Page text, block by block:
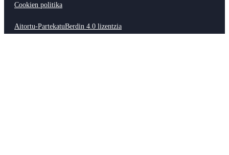
Cookien politika
Aitortu-PartekatuBerdin 4.0 lizentzia